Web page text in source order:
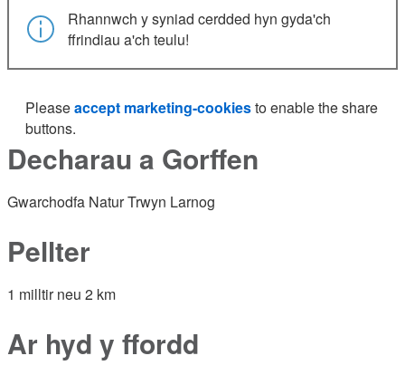
Rhannwch y syniad cerdded hyn gyda'ch
ffrindiau a'ch teulu!
Pleaseaccept marketing-cookiesto enable the share
buttons.
Decharau a Gorffen
Gwarchodfa Natur Trwyn Larnog
Pellter
1 milltir neu 2 km
Ar hyd y ffordd